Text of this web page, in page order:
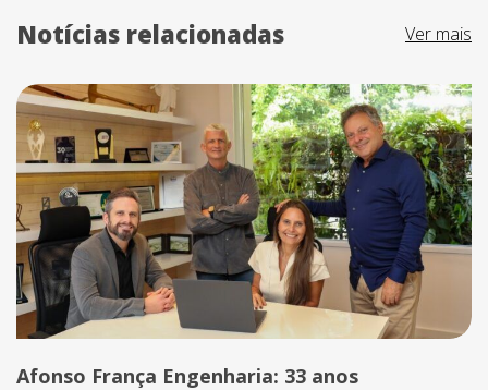
Notícias relacionadas Ver mais
Afonso França Engenharia: 33 anos